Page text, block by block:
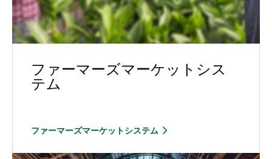
ファーマーズマーケットシス
テム
ファーマーズマーケットシステム